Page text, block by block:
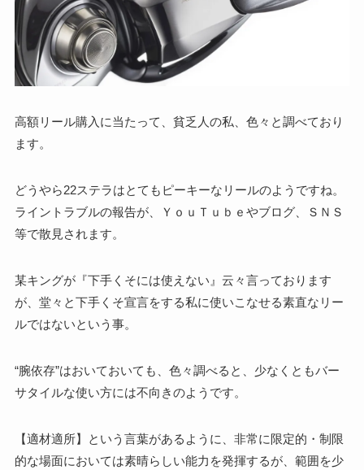
高額リール購入に当たって、貧乏人の私、色々と調べており
ます。
どうやら22ステラはとてもピーキーなリールのようですね。
ライントラブルの報告が、ＹｏｕＴｕｂｅやブログ、ＳＮＳ
等で散見されます。
某キングが『下手くそには使えない』云々言っております
が、堂々と下手くそ宣言をする私に使いこなせる素直なリー
ルではないという事。
“腕依存”はおいておいても、色々調べると、少なくともバー
サタイルな使い方には不向きのようです。
【適材適所】という言葉があるように、非常に限定的・制限
的な場面においては素晴らしい能力を発揮するが、範囲を少